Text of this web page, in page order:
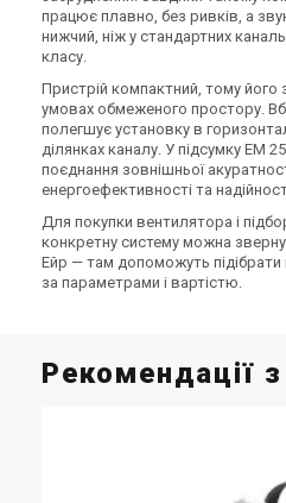
працює плавно, без ривків, а
нижчий, ніж у стандартних
класу.
Пристрій компактний, тому його
умовах обмеженого простору.
полегшує установку в
ділянках каналу. У підсумку EM
поєднання зовнішньої
енергоефективності та
Для покупки вентилятора і
конкретну систему можна
Ейр — там допоможуть підібрати
за параметрами і вартістю.
Рекомендації